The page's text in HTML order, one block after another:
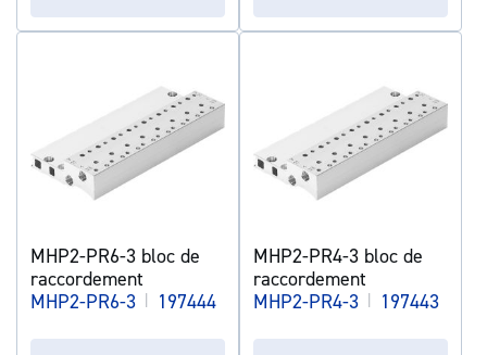
MHP2-PR6-3 bloc de
raccordement
MHP2-PR6-3 | 197444
MHP2-PR4-3 bloc de
raccordement
MHP2-PR4-3 | 197443